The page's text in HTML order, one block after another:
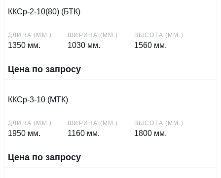
ККСр-2-10(80) (БТК)
ДЛИНА (ММ.)
1350 мм.
ШИРИНА (ММ.)
1030 мм.
ВЫСОТА (ММ.)
1560 мм.
Цена по запросу
ККСр-3-10 (МТК)
ДЛИНА (ММ.)
1950 мм.
ШИРИНА (ММ.)
1160 мм.
ВЫСОТА (ММ.)
1800 мм.
Цена по запросу